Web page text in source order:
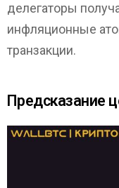
делегаторы
инфляционные
транзакции.
Предсказание